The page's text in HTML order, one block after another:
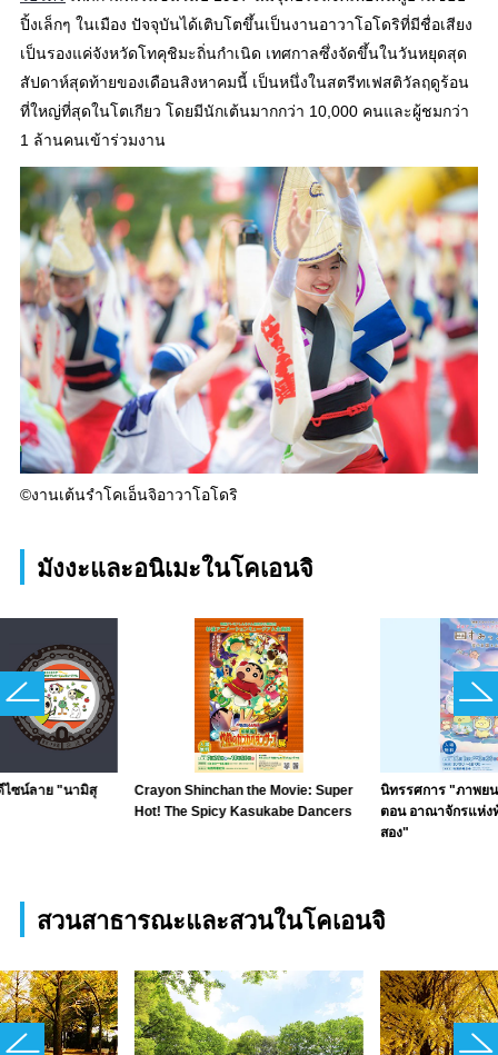
ปิ้งเล็กๆ ในเมือง ปัจจุบันได้เติบโตขึ้นเป็นงานอาวาโอโดริที่มีชื่อเสียง
เป็นรองแค่จังหวัดโทคุชิมะถิ่นกำเนิด เทศกาลซึ่งจัดขึ้นในวันหยุดสุด
สัปดาห์สุดท้ายของเดือนสิงหาคมนี้ เป็นหนึ่งในสตรีทเฟสติวัลฤดูร้อน
ที่ใหญ่ที่สุดในโตเกียว โดยมีนักเต้นมากกว่า 10,000 คนและผู้ชมกว่า
1 ล้านคนเข้าร่วมงาน
©งานเต้นรำโคเอ็นจิอาวาโอโดริ
มังงะและอนิเมะในโคเอนจิ
ไซน์ลาย "นามิสุ
Crayon Shinchan the Movie: Super
Hot! The Spicy Kasukabe Dancers
นิทรรศการ "ภาพย
ตอน อาณาจักรแห่ง
สอง"
สวนสาธารณะและสวนในโคเอนจิ